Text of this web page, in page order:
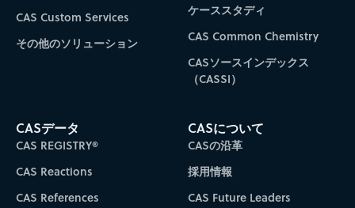
CAS Custom Services
その他のソリューション
ケーススタディ
CAS Common Chemistry
CASソースインデックス
（CASSI）
CASデータ
CAS REGISTRY®
CAS Reactions
CAS References
CASについて
CASの沿革
採用情報
CAS Future Leaders